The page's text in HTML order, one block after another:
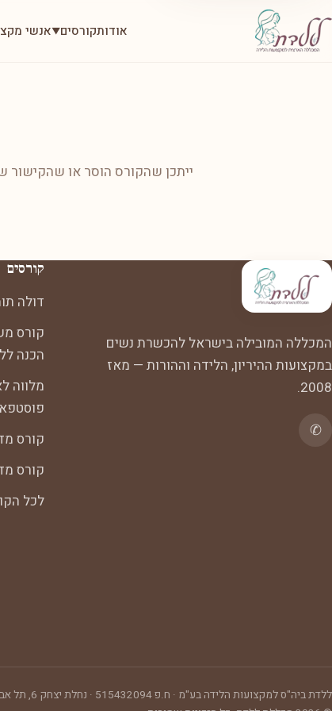
אודותקורסים▼אנשי
ייתכן שהקורס הוסר או שהקישור
המכללה המובילה בישראל להכשרת נשים
במקצועות ההיריון, הלידה וההורות — מאז
2008.
✆
קורסים
דולה
קורס
הכנה
מלווה
קורס
קורס
לכל
ללדת ביה"ס למקצועות הלידה בע"מ · ח.פ515432094
· נחלת יצחק 6, תל אביב